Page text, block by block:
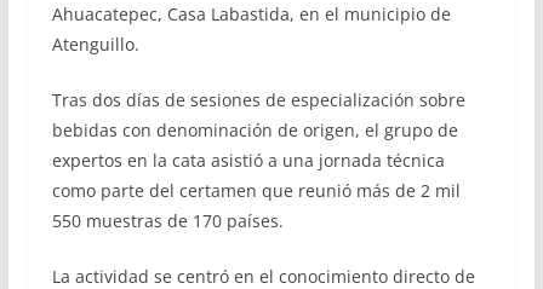
Ahuacatepec, Casa Labastida, en el municipio de
Atenguillo.
Tras dos días de sesiones de especialización sobre
bebidas con denominación de origen, el grupo de
expertos en la cata asistió a una jornada técnica
como parte del certamen que reunió más de 2 mil
550 muestras de 170 países.
La actividad se centró en el conocimiento directo de